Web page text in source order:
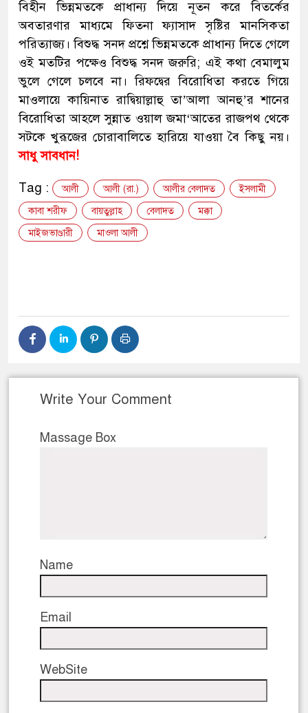
বিহীন ভিন্নমতকে প্রাধান্য দিয়ে নূতন করে বিতর্কের
অবতারণার মাধ্যমে ফিতনা ফ্যাসাদ সৃষ্টির মানসিকতা
পরিত্যাজ্য। বিশুদ্ধ সনদ প্রশ্নে ভিন্নমতকে প্রাধান্য দিতে গেলে
ওই মতটির পক্ষেও বিশুদ্ধ সনদ জরুরি; এই কথা বেমালুম
ভুলে গেলে চলবে না। রিফদ্বের বিরোধিতা করতে গিয়ে
মাওলায়ে কায়িনাত রাদ্বিয়াল্লাহু তা’আলা আনহু’র শানের
বিরোধিতা আহলে সুন্নাত ওয়াল জমা‘আতের রাজপথ থেকে
সটকে খুরূজের চোরাবালিতে হারিয়ে যাওয়া বৈ কিছু নয়।
সাধু সাবধান!
Tag : আলী আলী (রা.) আলীর বেলাদত
ইসলামী
কাবা শরীফ
বায়তুল্লাহ বেলাদত
মক্কা
মাইজভাণ্ডারী
মাওলা আলী
Write Your Comment
Massage Box
Name
Email
WebSite